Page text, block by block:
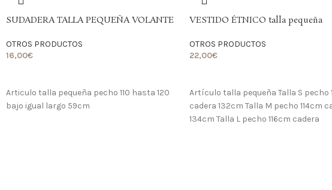
SUDADERA TALLA PEQUEÑA VOLANTE
OTROS PRODUCTOS
16,00€
Articulo talla pequeña pecho 110 hasta 120
bajo igual largo 59cm
VESTIDO ÉTNICO talla pequeña
OTROS PRODUCTOS
22,00€
Artículo talla pequeña Talla S pecho
cadera 132cm Talla M pecho 114cm
134cm Talla L pecho 116cm cadera